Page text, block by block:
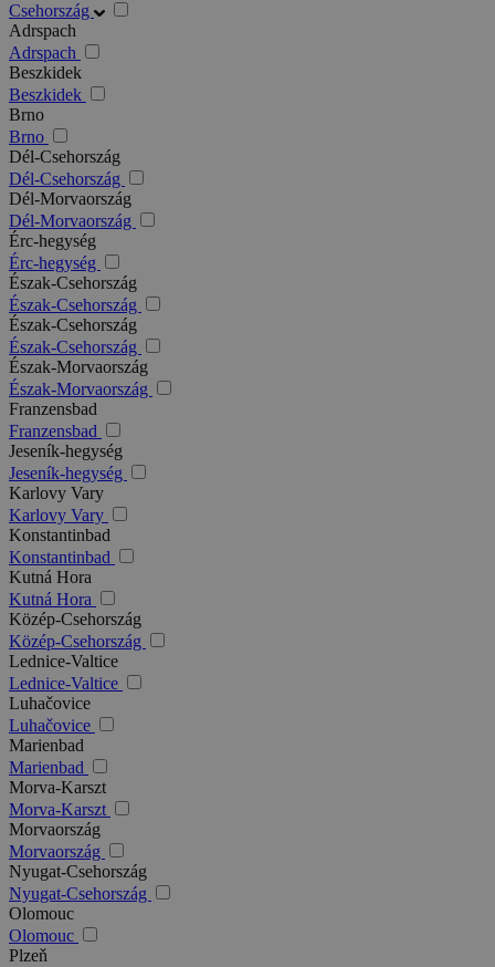
Csehország
Adrspach
Adrspach
Beszkidek
Beszkidek
Brno
Brno
Dél-Csehország
Dél-Csehország
Dél-Morvaország
Dél-Morvaország
Érc-hegység
Érc-hegység
Észak-Csehország
Észak-Csehország
Észak-Csehország
Észak-Csehország
Észak-Morvaország
Észak-Morvaország
Franzensbad
Franzensbad
Jeseník-hegység
Jeseník-hegység
Karlovy Vary
Karlovy Vary
Konstantinbad
Konstantinbad
Kutná Hora
Kutná Hora
Közép-Csehország
Közép-Csehország
Lednice-Valtice
Lednice-Valtice
Luhačovice
Luhačovice
Marienbad
Marienbad
Morva-Karszt
Morva-Karszt
Morvaország
Morvaország
Nyugat-Csehország
Nyugat-Csehország
Olomouc
Olomouc
Plzeň